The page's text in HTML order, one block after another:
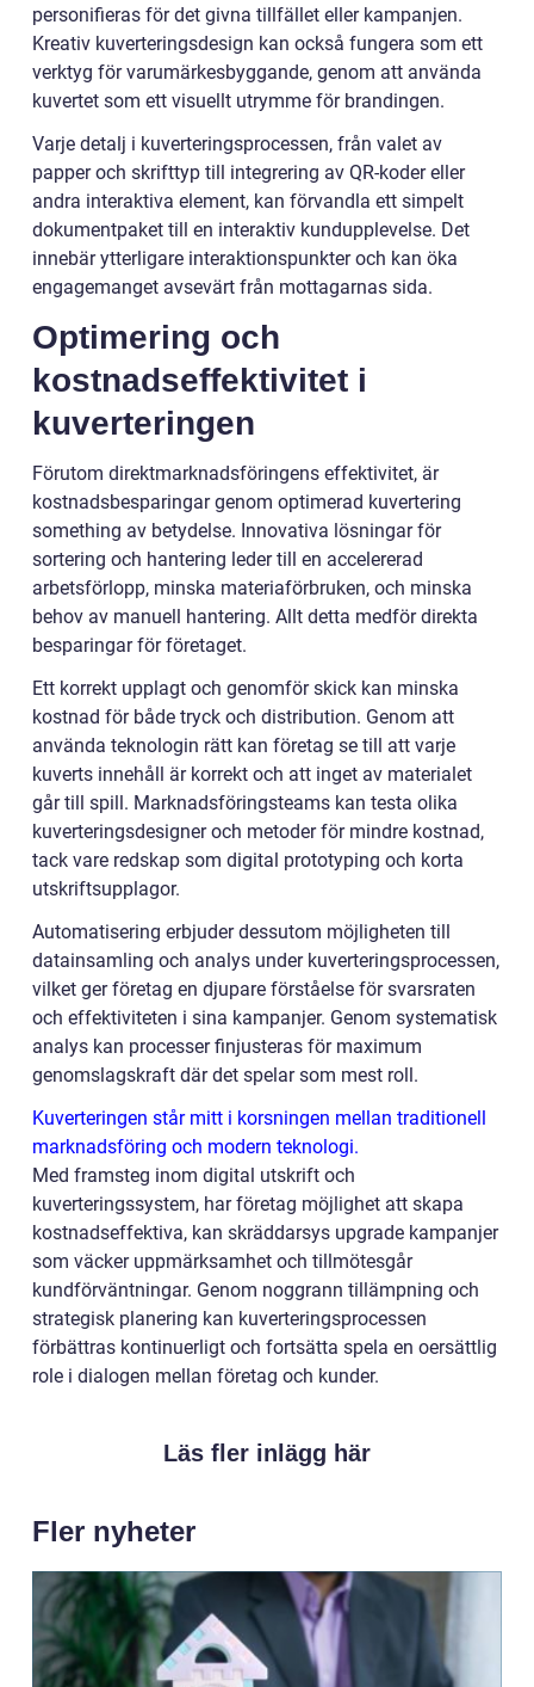
personifieras för det givna tillfället eller kampanjen.
Kreativ kuverteringsdesign kan också fungera som ett
verktyg för varumärkesbyggande, genom att använda
kuvertet som ett visuellt utrymme för brandingen.
Varje detalj i kuverteringsprocessen, från valet av
papper och skrifttyp till integrering av QR-koder eller
andra interaktiva element, kan förvandla ett simpelt
dokumentpaket till en interaktiv kundupplevelse. Det
innebär ytterligare interaktionspunkter och kan öka
engagemanget avsevärt från mottagarnas sida.
Optimering och
kostnadseffektivitet i
kuverteringen
Förutom direktmarknadsföringens effektivitet, är
kostnadsbesparingar genom optimerad kuvertering
something av betydelse. Innovativa lösningar för
sortering och hantering leder till en accelererad
arbetsförlopp, minska materiaförbruken, och minska
behov av manuell hantering. Allt detta medför direkta
besparingar för företaget.
Ett korrekt upplagt och genomför skick kan minska
kostnad för både tryck och distribution. Genom att
använda teknologin rätt kan företag se till att varje
kuverts innehåll är korrekt och att inget av materialet
går till spill. Marknadsföringsteams kan testa olika
kuverteringsdesigner och metoder för mindre kostnad,
tack vare redskap som digital prototyping och korta
utskriftsupplagor.
Automatisering erbjuder dessutom möjligheten till
datainsamling och analys under kuverteringsprocessen,
vilket ger företag en djupare förståelse för svarsraten
och effektiviteten i sina kampanjer. Genom systematisk
analys kan processer finjusteras för maximum
genomslagskraft där det spelar som mest roll.
Kuverteringen står mitt i korsningen mellan traditionell
marknadsföring och modern teknologi.
Med framsteg inom digital utskrift och
kuverteringssystem, har företag möjlighet att skapa
kostnadseffektiva, kan skräddarsys upgrade kampanjer
som väcker uppmärksamhet och tillmötesgår
kundförväntningar. Genom noggrann tillämpning och
strategisk planering kan kuverteringsprocessen
förbättras kontinuerligt och fortsätta spela en oersättlig
role i dialogen mellan företag och kunder.
Läs fler inlägg här
Fler nyheter